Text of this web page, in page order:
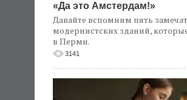
«Да это Амстердам!»
Давайте вспомним пять
модернистских зданий,
в Перми.
3141